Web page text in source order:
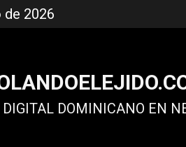
de 2026
DIGITAL DOMINICANO EN